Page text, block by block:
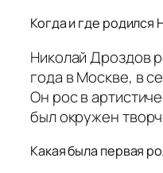
Когда и где родился
Николай Дроздов
года в Москве, в
Он рос в
был окружен
Какая была первая